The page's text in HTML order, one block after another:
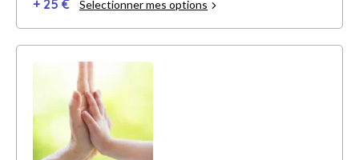
+ 25 € Selectionner mes options